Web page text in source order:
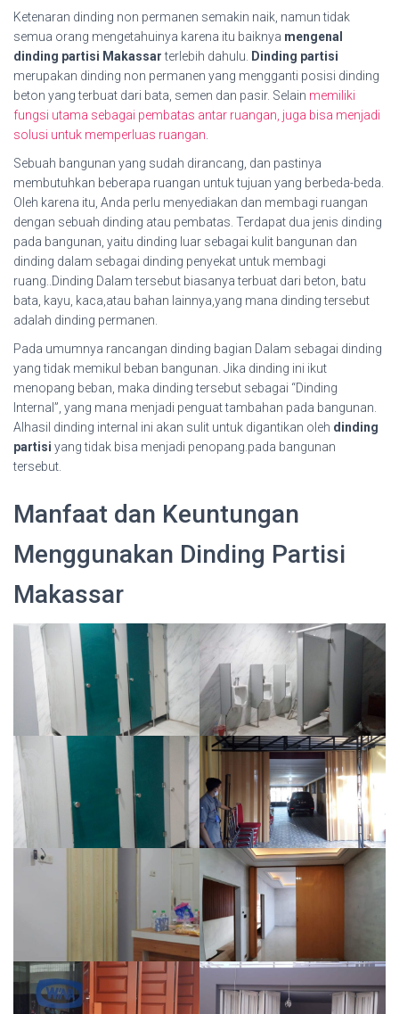
Ketenaran dinding non permanen semakin naik, namun tidak
semua orang mengetahuinya karena itu baiknya mengenal
dinding partisi Makassarterlebih dahulu. Dinding partisi
merupakan dinding non permanen yang mengganti posisi dinding
beton yang terbuat dari bata, semen dan pasir. Selain memiliki
fungsi utama sebagai pembatas antar ruangan, juga bisa menjadi
solusi untuk memperluas ruangan.
Sebuah bangunan yang sudah dirancang, dan pastinya
membutuhkan beberapa ruangan untuk tujuan yang berbeda-beda.
Oleh karena itu, Anda perlu menyediakan dan membagi ruangan
dengan sebuah dinding atau pembatas. Terdapat dua jenis dinding
pada bangunan, yaitu dinding luar sebagai kulit bangunan dan
dinding dalam sebagai dinding penyekat untuk membagi
ruang..Dinding Dalam tersebut biasanya terbuat dari beton, batu
bata, kayu, kaca,atau bahan lainnya,yang mana dinding tersebut
adalah dinding permanen.
Pada umumnya rancangan dinding bagian Dalam sebagai dinding
yang tidak memikul beban bangunan. Jika dinding ini ikut
menopang beban, maka dinding tersebut sebagai “Dinding
Internal”, yang mana menjadi penguat tambahan pada bangunan.
Alhasil dinding internal ini akan sulit untuk digantikan oleh dinding
partisi yang tidak bisa menjadi penopang.pada bangunan
tersebut.
Manfaat dan Keuntungan
Menggunakan Dinding Partisi
Makassar